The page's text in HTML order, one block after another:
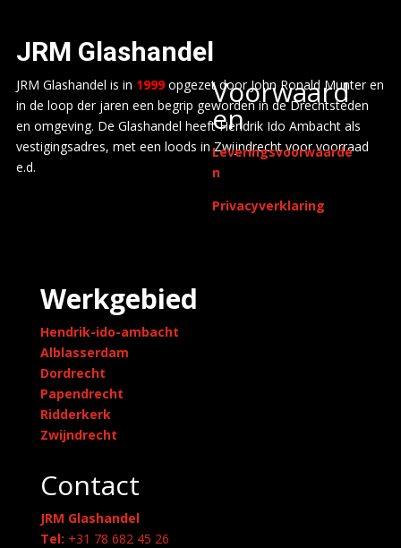
JRM Glashandel
JRM Glashandel is in 1999 opgezet door John Ronald Munter en
in de loop der jaren een begrip geworden in de Drechtsteden
en omgeving. De Glashandel heeft Hendrik Ido Ambacht als
vestigingsadres, met een loods in Zwijndrecht voor voorraad
e.d.
Voorwaard
en
Leveringsvoorwaarde
n
Privacyverklaring
Werkgebied
Hendrik-ido-ambacht
Alblasserdam
Dordrecht
Papendrecht
Ridderkerk
Zwijndrecht
Contact
JRM Glashandel
Tel: +31 78 682 45 26